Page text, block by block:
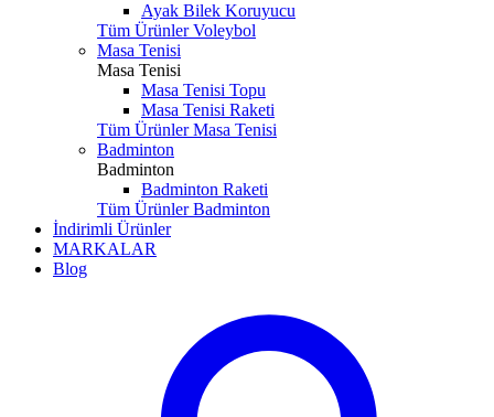
Ayak Bilek Koruyucu
Tüm Ürünler Voleybol
Masa Tenisi
Masa Tenisi
Masa Tenisi Topu
Masa Tenisi Raketi
Tüm Ürünler Masa Tenisi
Badminton
Badminton
Badminton Raketi
Tüm Ürünler Badminton
İndirimli Ürünler
MARKALAR
Blog